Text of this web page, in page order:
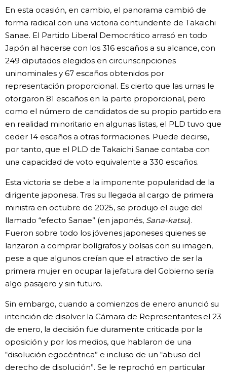
En esta ocasión, en cambio, el panorama cambió de
forma radical con una victoria contundente de Takaichi
Sanae. El Partido Liberal Democrático arrasó en todo
Japón al hacerse con los 316 escaños a su alcance, con
249 diputados elegidos en circunscripciones
uninominales y 67 escaños obtenidos por
representación proporcional. Es cierto que las urnas le
otorgaron 81 escaños en la parte proporcional, pero
como el número de candidatos de su propio partido era
en realidad minoritario en algunas listas, el PLD tuvo que
ceder 14 escaños a otras formaciones. Puede decirse,
por tanto, que el PLD de Takaichi Sanae contaba con
una capacidad de voto equivalente a 330 escaños.
Esta victoria se debe a la imponente popularidad de la
dirigente japonesa. Tras su llegada al cargo de primera
ministra en octubre de 2025, se produjo el auge del
llamado “efecto Sanae” (en japonés, Sana-katsu).
Fueron sobre todo los jóvenes japoneses quienes se
lanzaron a comprar bolígrafos y bolsas con su imagen,
pese a que algunos creían que el atractivo de ser la
primera mujer en ocupar la jefatura del Gobierno sería
algo pasajero y sin futuro.
Sin embargo, cuando a comienzos de enero anunció su
intención de disolver la Cámara de Representantes el 23
de enero, la decisión fue duramente criticada por la
oposición y por los medios, que hablaron de una
“disolución egocéntrica” e incluso de un “abuso del
derecho de disolución”. Se le reprochó en particular